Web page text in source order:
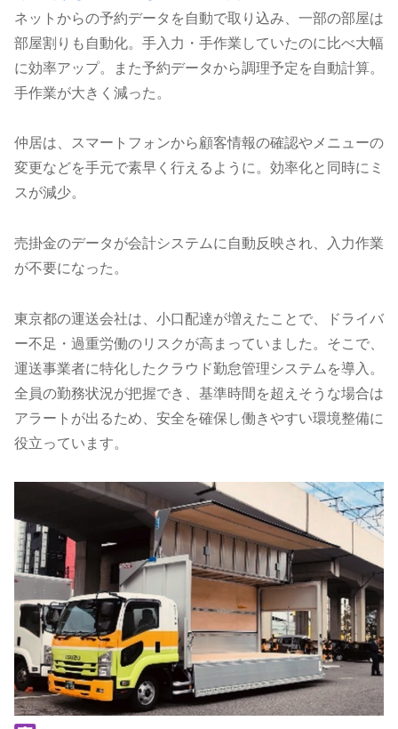
ネットからの予約データを自動で取り込み、一部の部屋は
部屋割りも自動化。手入力・手作業していたのに比べ大幅
に効率アップ。また予約データから調理予定を自動計算。
手作業が大きく減った。
仲居は、スマートフォンから顧客情報の確認やメニューの
変更などを手元で素早く行えるように。効率化と同時にミ
スが減少。
売掛金のデータが会計システムに自動反映され、入力作業
が不要になった。
東京都の運送会社は、小口配達が増えたことで、ドライバ
ー不足・過重労働のリスクが高まっていました。そこで、
運送事業者に特化したクラウド勤怠管理システムを導入。
全員の勤務状況が把握でき、基準時間を超えそうな場合は
アラートが出るため、安全を確保し働きやすい環境整備に
役立っています。